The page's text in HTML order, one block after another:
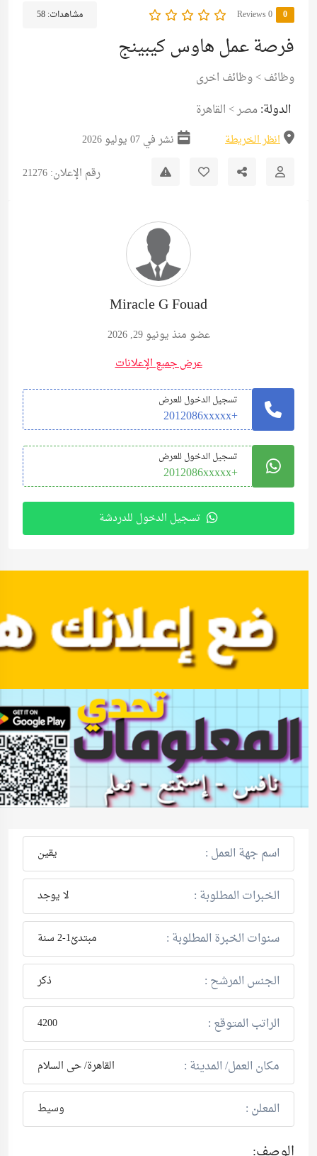
0
0 Reviews مشاهدات:58
فرصة عمل هاوس كيبينج
وظائف>وظائف اخرى
الدولة: مصر> القاهرة
انظر الخريطة
نشر في 07 يوليو 2026
رقم الإعلان: 21276
Miracle G Fouad
عضو منذ يونيو 29, 2026
عرض جميع الإعلانات
تسجيل الدخول للعرض
+2012086xxxxx
تسجيل الدخول للعرض
+2012086xxxxx
تسجيل الدخول للدردشة
اسم جهة العمل : يقين
الخبرات المطلوبة : لا يوجد
سنوات الخبرة المطلوبة : مبتدئ1-2 سنة
الجنس المرشح : ذكر
الراتب المتوقع : 4200
مكان العمل/ المدينة : القاهرة/ حى السلام
المعلن : وسيط